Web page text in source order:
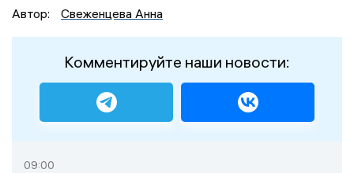
Автор:
Свеженцева Анна
Комментируйте наши новости:
09:00